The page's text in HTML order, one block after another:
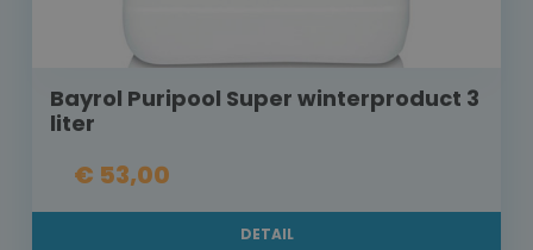
Bayrol Puripool Super winterproduct 3
liter
€ 53,00
DETAIL